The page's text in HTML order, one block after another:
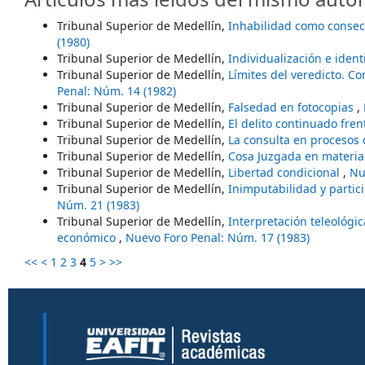
Tribunal Superior de Medellín, Inhabilidad como
(1980)
Tribunal Superior de Medellín, Individualización e
Tribunal Superior de Medellín, Límites del veredicto.
Penal: Núm. 14 (1982)
Tribunal Superior de Medellín, Falsedad en fotocopias ,
Tribunal Superior de Medellín, El delito continuado
Tribunal Superior de Medellín, La consulta en
Tribunal Superior de Medellín, Cosa Juzgada en
Tribunal Superior de Medellín, Libertad condicional ,
Tribunal Superior de Medellín, Inimputabilidad y
Núm. 21 (1983)
Tribunal Superior de Medellín, Interpretación
económico , Nuevo Foro Penal: Núm. 17 (1983)
<< < 1 2 3 4 5 > >>